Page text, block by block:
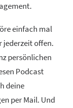
einfach mal
jederzeit offen.
persönlichen
Podcast
deine
per Mail. Und